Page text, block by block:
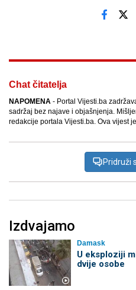
Chat čitatelja
NAPOMENA - Portal Vijesti.ba
sadržaj bez najave i objašnjenja.
redakcije portala Vijesti.ba. Ova vijest
Pridruži
Izdvajamo
Damask
U eksploziji
dvije osobe